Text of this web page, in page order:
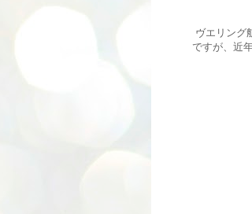
ヴエリング
ですが、近